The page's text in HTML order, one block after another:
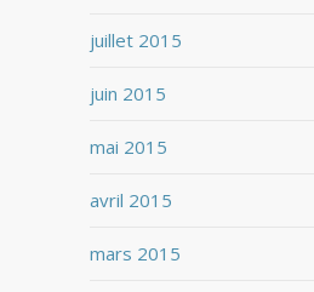
juillet 2015
juin 2015
mai 2015
avril 2015
mars 2015